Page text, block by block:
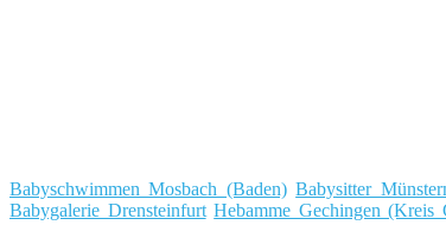
Babyschwimmen Mosbach (Baden) Babysitter
Babygalerie Drensteinfurt Hebamme Gechingen (Kreis